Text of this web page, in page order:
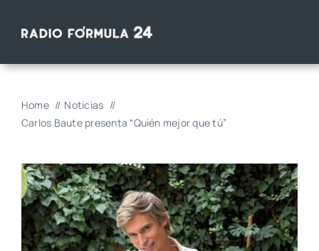
Home
Noticias
Carlos Baute presenta “Quién mejor que tú”